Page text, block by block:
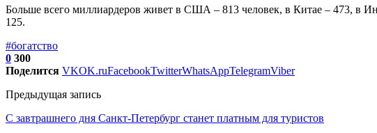
Больше всего миллиардеров живет в США – 813 человек, в Китае – 473, в
125.
#богатство
0 300
Поделится VKOK.ruFacebookTwitterWhatsAppTelegramViber
Предыдущая запись
С завтрашнего дня Санкт-Петербург станет платным для туристов